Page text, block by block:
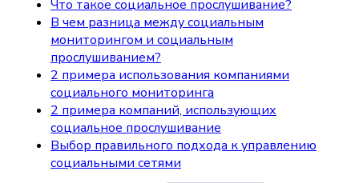
Что такое социальное прослушивание?
В чем разница между социальным
мониторингом и социальным
прослушиванием?
2 примера использования компаниями
социального мониторинга
2 примера компаний, использующих
социальное прослушивание
Выбор правильного подхода к управлению
социальными сетями